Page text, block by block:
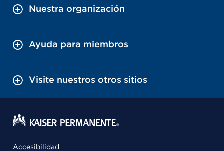
Nuestra organización
Ayuda para miembros
Visite nuestros otros sitios
Accesibilidad